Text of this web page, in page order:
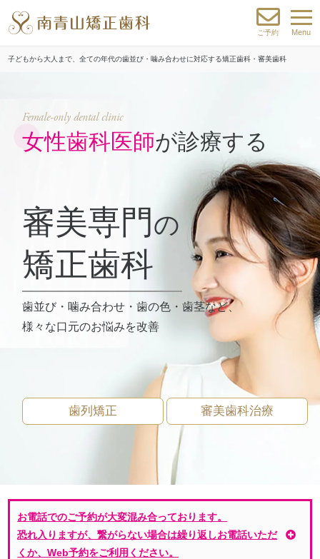
ご予約 Menu
子どもから大人まで、全ての年代の歯並び・噛み合わせに対応する矯正歯科・審美歯科
Female-only dental clinic
女性歯科医師が診療する
審美専門 の
矯正歯科
歯並び・噛み合わせ・歯の色・歯茎など、
様々な口元のお悩みを改善
歯列矯正 審美歯科治療
お電話でのご予約が大変混み合っております。
恐れ入りますが、繋がらない場合は繰り返しお電話いただ
くか、Web予約をご利用ください。